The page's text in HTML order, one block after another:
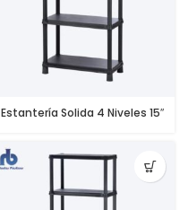
Estantería Solida 4 Niveles 15″